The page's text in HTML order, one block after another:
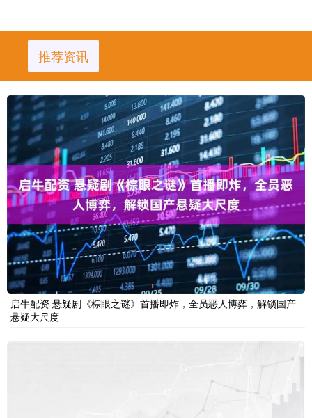
推荐资讯
启牛配资 悬疑剧《棕眼之谜》首播即炸，全员恶人博弈，解锁国产
悬疑大尺度